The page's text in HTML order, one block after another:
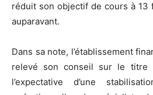
réduit son objectif de cours à 13
auparavant.
Dans sa note, l’établissement
relevé son conseil sur le titre
l’expectative d’une